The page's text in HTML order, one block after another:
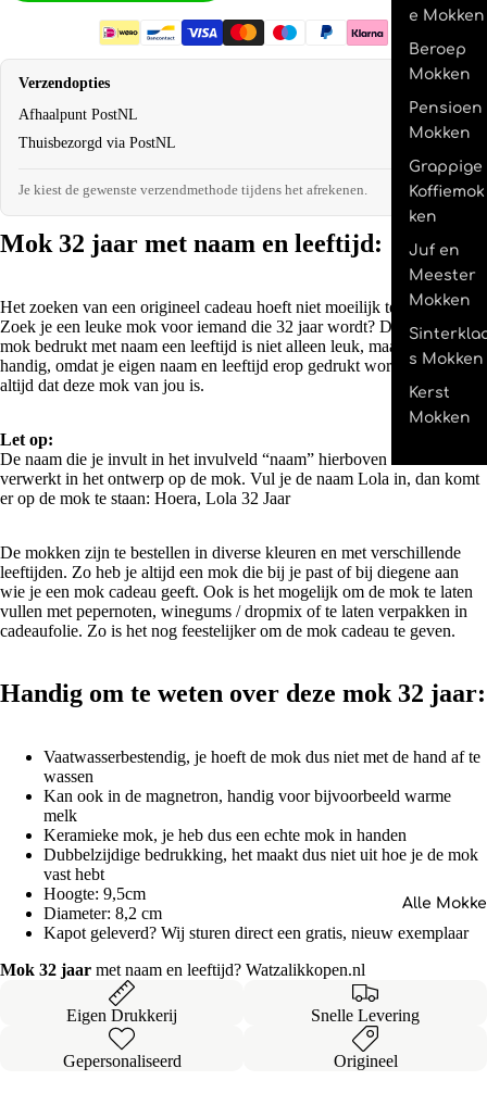
e Mokken
Beroep
Mokken
Pensioen
Mokken
Grappige
Koffiemok
ken
Juf en
Meester
Mokken
s Mokken
Kerst
Mokken
Alle
Verzendopties
Afhaalpunt PostNL
€2,95
Thuisbezorgd via PostNL
€4,95
Je kiest de gewenste verzendmethode tijdens het afrekenen.
Mok 32 jaar met naam en leeftijd:
Het zoeken van een origineel cadeau hoeft niet moeilijk te zijn.
Zoek je een leuke mok voor iemand die 32 jaar wordt? Deze originele
mok bedrukt met naam een leeftijd is niet alleen leuk, maar ook super
handig, omdat je eigen naam en leeftijd erop gedrukt wordt weet je
altijd dat deze mok van jou is.
Let op:
De naam die je invult in het invulveld “naam” hierboven wordt
verwerkt in het ontwerp op de mok. Vul je de naam Lola in, dan komt
er op de mok te staan: Hoera, Lola 32 Jaar
De mokken zijn te bestellen in diverse kleuren en met verschillende
leeftijden. Zo heb je altijd een mok die bij je past of bij diegene aan
wie je een mok cadeau geeft. Ook is het mogelijk om de mok te laten
vullen met pepernoten, winegums / dropmix of te laten verpakken in
cadeaufolie. Zo is het nog feestelijker om de mok cadeau te geven.
Handig om te weten over deze mok 32 jaar:
Vaatwasserbestendig, je hoeft de mok dus niet met de hand af te
wassen
Kan ook in de magnetron, handig voor bijvoorbeeld warme
melk
Keramieke mok, je heb dus een echte mok in handen
Dubbelzijdige bedrukking, het maakt dus niet uit hoe je de mok
vast hebt
Hoogte: 9,5cm
Diameter: 8,2 cm
Kapot geleverd? Wij sturen direct een gratis, nieuw exemplaar
Mok 32 jaar met naam en leeftijd? Watzalikkopen.nl
Eigen Drukkerij Snelle Levering
Gepersonaliseerd Origineel